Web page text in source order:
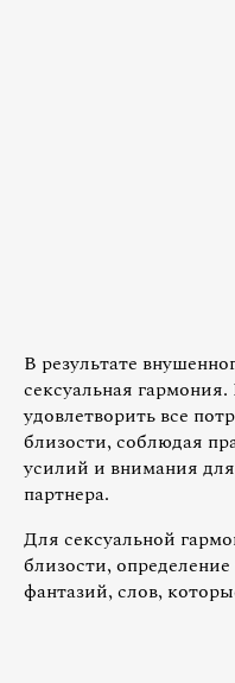
В результате
сексуальная
удовлетворить все
близости, соблюдая
усилий и внимания
партнера.
Для сексуальной
близости,
фантазий, слов,